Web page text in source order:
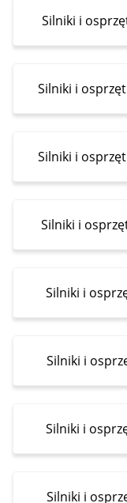
Silniki i
Silniki i osprzęt
Silniki i osprzęt
Silniki i
Silniki i
Silniki i
Silniki i
Silniki i